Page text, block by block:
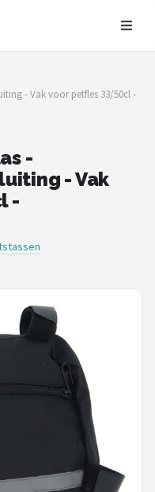
- Vak voor petfles 33/50cl -
-
- Vak
-